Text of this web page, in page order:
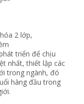
2 lớp,